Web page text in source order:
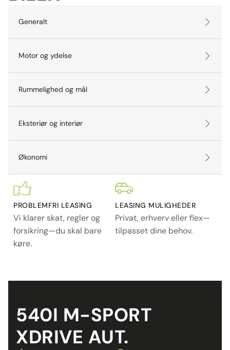
Generalt
Motor og ydelse
Rummelighed og mål
Eksteriør og interiør
Økonomi
PROBLEMFRI LEASING
Vi klarer skat, regler og
forsikring—du skal bare
køre.
LEASING MULIGHEDER
Privat, erhverv eller flex—
tilpasset dine behov.
540I M-SPORT
XDRIVE AUT.